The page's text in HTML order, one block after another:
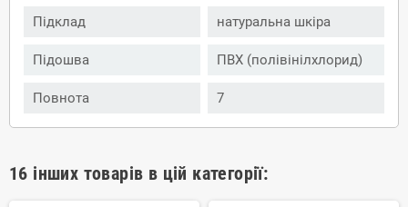
Підклад натуральна шкіра
Підошва ПВХ (полівінілхлорид)
Повнота 7
16 інших товарів в цій категорії: